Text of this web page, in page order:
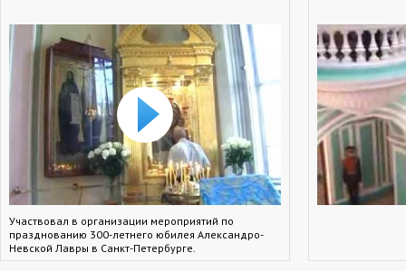
Участвовал в организации мероприятий по
празднованию 300-летнего юбилея Александро-
Невской Лавры в Санкт-Петербурге.